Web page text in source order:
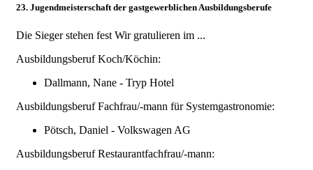
23. Jugendmeisterschaft der gastgewerblichen Ausbildungsberufe
Die Sieger stehen fest Wir gratulieren im ...
Ausbildungsberuf Koch/Köchin:
Dallmann, Nane - Tryp Hotel
Ausbildungsberuf Fachfrau/-mann für Systemgastronomie:
Pötsch, Daniel - Volkswagen AG
Ausbildungsberuf Restaurantfachfrau/-mann: